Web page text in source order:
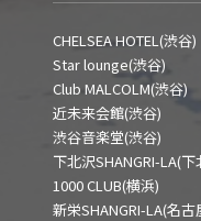
CHELSEA HOTEL(渋谷)
Star lounge(渋谷)
Club MALCOLM(渋谷)
近未来会館(渋谷)
渋谷音楽堂(渋谷)
下北沢SHANGRI-LA(下
1000 CLUB(横浜)
新栄SHANGRI-LA(名古